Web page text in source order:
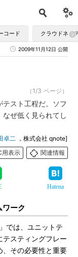
コード クラウドネイ
2009年11月12日 公開
（1/3 ページ）
テスト工程だ。ソフ
なぜ低く見られてし
卓二 ，株式会社 qnote]
用表示
関連情報
Hatena
ーク
」では、ユニットテ
テスティングフレー
、その必要性と重要